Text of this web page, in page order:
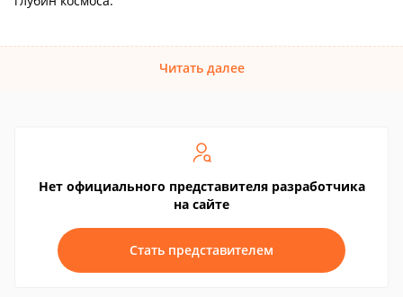
Читать далее
Нет официального представителя разработчика
на сайте
Стать представителем